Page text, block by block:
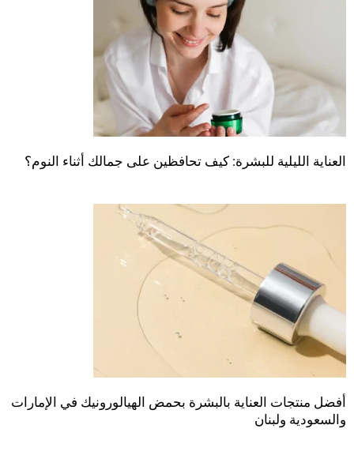
العناية الليلية للبشرة: كيف تحافظين على جمالك أثناء النوم؟
أفضل منتجات العناية بالبشرة بحمض الهيالورونيك في الإمارات
والسعودية ولبنان